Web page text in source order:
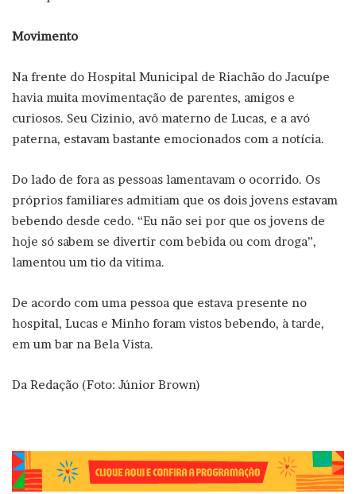
Movimento
Na frente do Hospital Municipal de Riachão do Jacuípe
havia muita movimentação de parentes, amigos e
curiosos. Seu Cizinio, avô materno de Lucas, e a avó
paterna, estavam bastante emocionados com a notícia.
Do lado de fora as pessoas lamentavam o ocorrido. Os
próprios familiares admitiam que os dois jovens estavam
bebendo desde cedo. “Eu não sei por que os jovens de
hoje só sabem se divertir com bebida ou com droga”,
lamentou um tio da vitima.
De acordo com uma pessoa que estava presente no
hospital, Lucas e Minho foram vistos bebendo, à tarde,
em um bar na Bela Vista.
Da Redação (Foto: Júnior Brown)